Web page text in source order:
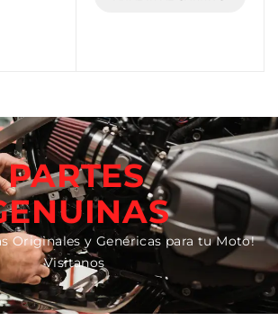
PARTES
Originales y Genéricas para tu Moto!
Visitanos